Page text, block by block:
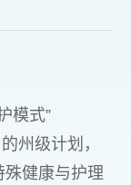
模式”
州级计划，
健康与护理